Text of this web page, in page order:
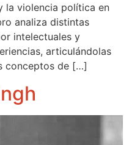
la violencia política en
analiza distintas
intelectuales y
articulándolas
conceptos de […]